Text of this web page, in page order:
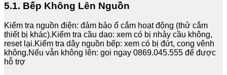
5.1. Bếp Không Lên Nguồn
Kiểm tra nguồn điện: đảm bảo ổ cắm hoạt động (thử cắm
thiết bị khác).Kiểm tra cầu dao: xem có bị nhảy cầu không,
reset lại.Kiểm tra dây nguồn bếp: xem có bị đứt, cong vênh
không.Nếu vẫn không lên: gọi ngay 0869.045.555 để được
hỗ trợ